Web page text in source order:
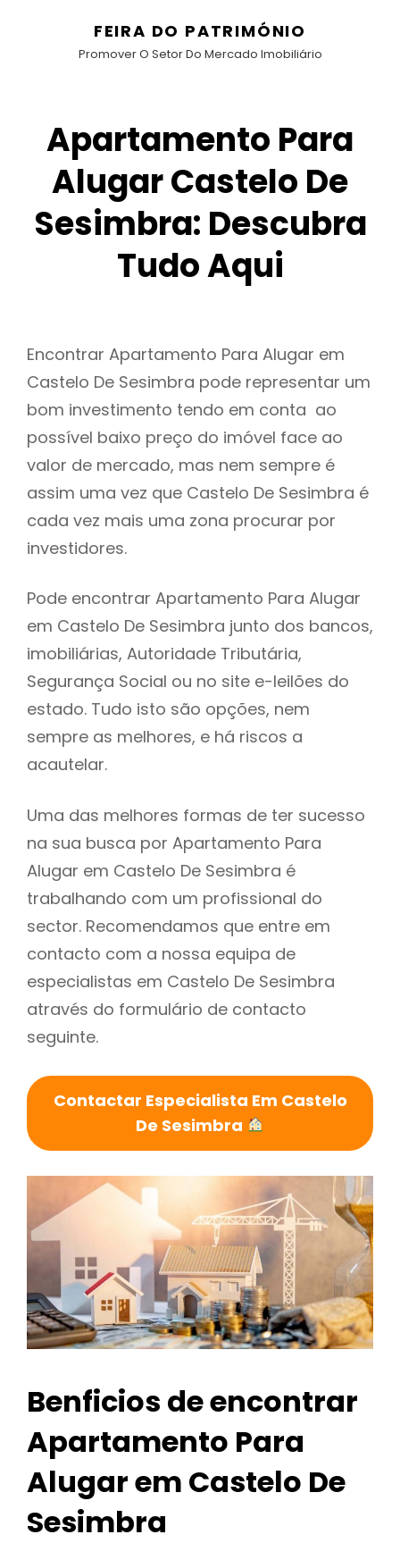
FEIRA DO PATRIMÓNIO
Promover O Setor Do Mercado Imobiliário
Apartamento Para
Alugar Castelo De
Sesimbra: Descubra
Tudo Aqui
Encontrar Apartamento Para Alugar em
Castelo De Sesimbra pode representar um
bom investimento tendo em conta ao
possível baixo preço do imóvel face ao
valor de mercado, mas nem sempre é
assim uma vez que Castelo De Sesimbra é
cada vez mais uma zona procurar por
investidores.
Pode encontrar Apartamento Para Alugar
em Castelo De Sesimbra junto dos bancos,
imobiliárias, Autoridade Tributária,
Segurança Social ou no site e-leilões do
estado. Tudo isto são opções, nem
sempre as melhores, e há riscos a
acautelar.
Uma das melhores formas de ter sucesso
na sua busca por Apartamento Para
Alugar em Castelo De Sesimbra é
trabalhando com um profissional do
sector. Recomendamos que entre em
contacto com a nossa equipa de
especialistas em Castelo De Sesimbra
através do formulário de contacto
seguinte.
Contactar Especialista Em Castelo
De Sesimbra
Benficios de encontrar
Apartamento Para
Alugar em Castelo De
Sesimbra